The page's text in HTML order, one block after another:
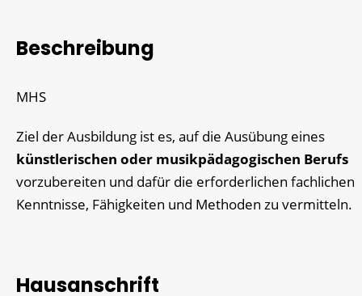
Beschreibung
MHS
Ziel der Ausbildung ist es, auf die Ausübung eines
künstlerischen oder musikpädagogischen Berufs
vorzubereiten und dafür die erforderlichen fachlichen
Kenntnisse, Fähigkeiten und Methoden zu vermitteln.
Hausanschrift